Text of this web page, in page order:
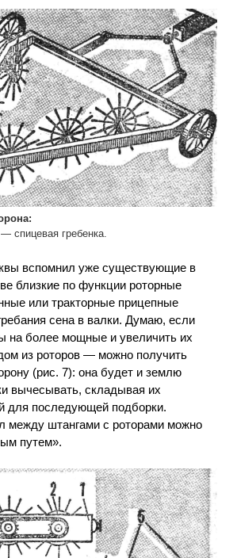
спицевая гребенка.
вспомнил уже существующие в
близкие по функции роторные
или тракторные прицепные
сена в валки. Думаю, если
на более мощные и увеличить их
из роторов — можно получить
(рис. 7): она будет и землю
вычесывать, складывая их
для последующей подборки.
между штангами с роторами можно
путем».